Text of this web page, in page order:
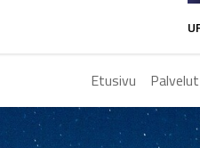
Etusivu Palvelut